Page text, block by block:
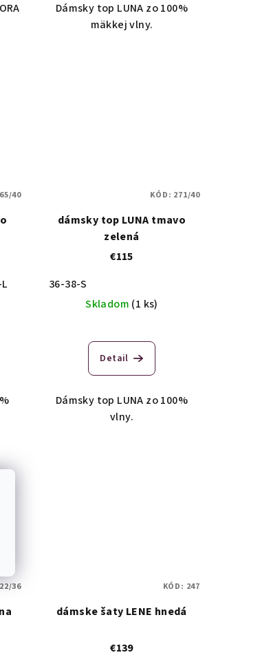
Dámsky top LUNA zo 100%
mäkkej vlny.
40
dámsky top LUNA tmavo
zelená
€115
36-38-S
Skladom (1 ks)
Detail
Dámsky top LUNA zo 100%
vlny.
KÓD: 271/40
36
dámske šaty LENE hnedá
€139
KÓD: 247